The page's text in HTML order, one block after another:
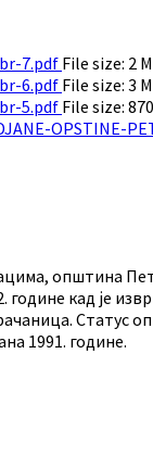
7.pdfFile size: 2
6.pdfFile size: 3
5.pdfFile size:
OPSTINE-
општина
године кад је
Статус
1991. године.